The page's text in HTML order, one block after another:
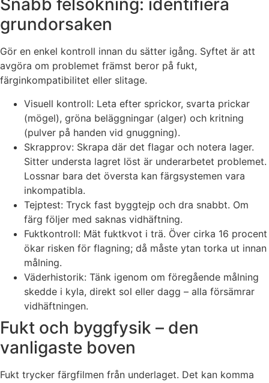
Snabb felsökning: identifiera
grundorsaken
Gör en enkel kontroll innan du sätter igång. Syftet är att
avgöra om problemet främst beror på fukt,
färginkompatibilitet eller slitage.
Visuell kontroll: Leta efter sprickor, svarta prickar
(mögel), gröna beläggningar (alger) och kritning
(pulver på handen vid gnuggning).
Skrapprov: Skrapa där det flagar och notera lager.
Sitter understa lagret löst är underarbetet problemet.
Lossnar bara det översta kan färgsystemen vara
inkompatibla.
Tejptest: Tryck fast byggtejp och dra snabbt. Om
färg följer med saknas vidhäftning.
Fuktkontroll: Mät fuktkvot i trä. Över cirka 16 procent
ökar risken för flagning; då måste ytan torka ut innan
målning.
Väderhistorik: Tänk igenom om föregående målning
skedde i kyla, direkt sol eller dagg – alla försämrar
vidhäftningen.
Fukt och byggfysik – den
vanligaste boven
Fukt trycker färgfilmen från underlaget. Det kan komma